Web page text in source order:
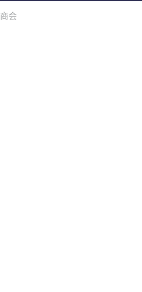
会